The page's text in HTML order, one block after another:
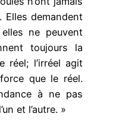
deman­dent
ne peuvent
toujours la
réel; l’irréel agit
que le réel.
à ne pas
et l’autre. »